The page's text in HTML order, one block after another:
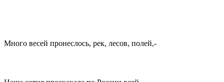
Много весей пронеслось, рек, лесов, полей,-